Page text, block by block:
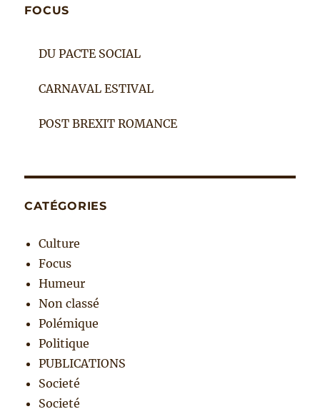
FOCUS
DU PACTE SOCIAL
CARNAVAL ESTIVAL
POST BREXIT ROMANCE
CATÉGORIES
Culture
Focus
Humeur
Non classé
Polémique
Politique
PUBLICATIONS
Societé
Societé